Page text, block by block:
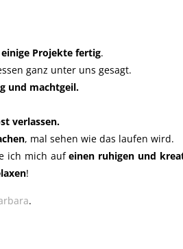
Projekte fertig.
ganz unter uns gesagt.
und machtgeil.
verlassen.
, mal sehen wie das laufen wird.
ich mich aufeinen ruhigen und
!
.